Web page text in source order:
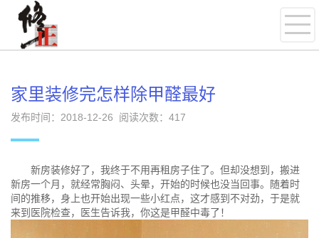
家里装修完怎样除甲醛最好
发布时间：2018-12-26 阅读次数： 417
新房装修好了，我终于不用再租房子住了。但却没想到，搬进
新房一个月，就经常胸闷、头晕，开始的时候也没当回事。随着时
间的推移，身上也开始出现一些小红点，这才感到不对劲，于是就
来到医院检查，医生告诉我，你这是甲醛中毒了！